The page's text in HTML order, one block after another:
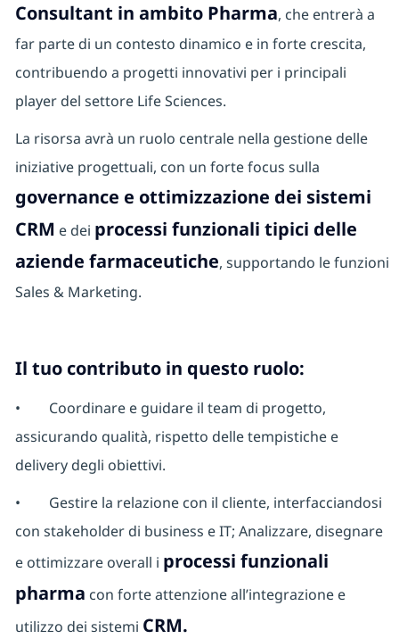
Consultant in ambito Pharma, che entrerà a
far parte di un contesto dinamico e in forte crescita,
contribuendo a progetti innovativi per i principali
player del settore Life Sciences.
La risorsa avrà un ruolo centrale nella gestione delle
iniziative progettuali, con un forte focus sulla
governance e ottimizzazione dei sistemi
CRM e dei processi funzionali tipici delle
aziende farmaceutiche, supportando le funzioni
Sales & Marketing.
Il tuo contributo in questo ruolo:
•
Coordinare e guidare il team di progetto,
assicurando qualità, rispetto delle tempistiche e
delivery degli obiettivi.
•
Gestire la relazione con il cliente, interfacciandosi
con stakeholder di business e IT; Analizzare, disegnare
e ottimizzare overall i processi funzionali
pharma con forte attenzione all’integrazione e
utilizzo dei sistemi CRM.